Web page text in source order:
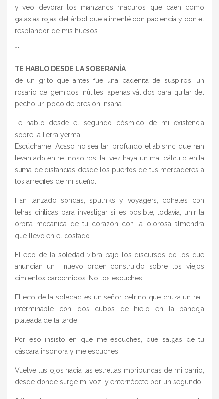
y veo devorar los manzanos maduros que caen como
galaxias rojas del árbol que alimenté con paciencia y con el
resplandor de mis huesos.
**
TE HABLO DESDE LA SOBERANÍA
de un grito que antes fue una cadenita de suspiros, un
rosario de gemidos inútiles, apenas válidos para quitar del
pecho un poco de presión insana.
Te hablo desde el segundo cósmico de mi existencia
sobre la tierra yerma.
Escúchame. Acaso no sea tan profundo el abismo que han
levantado entre nosotros; tal vez haya un mal cálculo en la
suma de distancias desde los puertos de tus mercaderes a
los arrecifes de mi sueño.
Han lanzado sondas, sputniks y voyagers, cohetes con
letras cirílicas para investigar si es posible, todavía, unir la
órbita mecánica de tu corazón con la olorosa almendra
que llevo en el costado.
El eco de la soledad vibra bajo los discursos de los que
anuncian un nuevo orden construido sobre los viejos
cimientos carcomidos. No los escuches.
El eco de la soledad es un señor cetrino que cruza un hall
interminable con dos cubos de hielo en la bandeja
plateada de la tarde.
Por eso insisto en que me escuches, que salgas de tu
cáscara insonora y me escuches.
Vuelve tus ojos hacia las estrellas moribundas de mi barrio,
desde donde surge mi voz, y enternécete por un segundo.